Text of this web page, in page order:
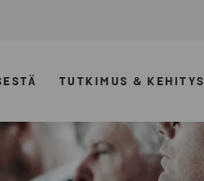
TUTKIMUS & KEHITYS